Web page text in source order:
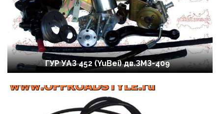
ГУР УАЗ 452 (YuBei) дв.ЗМЗ-409